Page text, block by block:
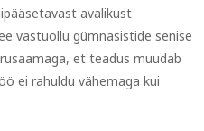
avalikust
vastuollu gümnasistide senise
et teadus muudab
ei rahuldu vähemaga kui